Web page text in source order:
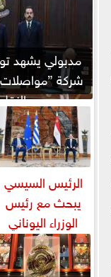
مدبولي يشهد
شركة
الرئيس السيسي
يبحث مع رئيس
الوزراء اليوناني
التعاون الثنائي
مجال الطاقة...